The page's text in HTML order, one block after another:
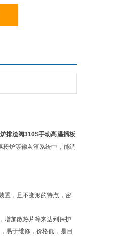
排渣阀310S手动高温插板
炉等输灰渣系统中，能调
置，且不变形的特点，密
增加散热片等来达到保护
易于维修，价格低，是目